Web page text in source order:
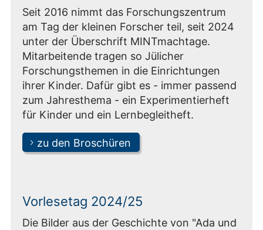
Seit 2016 nimmt das Forschungszentrum
am Tag der kleinen Forscher teil, seit 2024
unter der Überschrift MINTmachtage.
Mitarbeitende tragen so Jülicher
Forschungsthemen in die Einrichtungen
ihrer Kinder. Dafür gibt es - immer passend
zum Jahresthema - ein Experimentierheft
für Kinder und ein Lernbegleitheft.
zu den Broschüren
Vorlesetag 2024/25
Die Bilder aus der Geschichte von "Ada und